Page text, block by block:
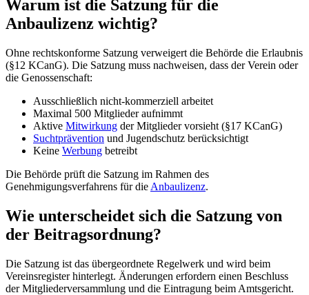
Warum ist die Satzung für die
Anbaulizenz wichtig?
Ohne rechtskonforme Satzung verweigert die Behörde die Erlaubnis
(§12 KCanG). Die Satzung muss nachweisen, dass der Verein oder
die Genossenschaft:
Ausschließlich nicht-kommerziell arbeitet
Maximal 500 Mitglieder aufnimmt
Aktive Mitwirkung der Mitglieder vorsieht (§17 KCanG)
Suchtprävention und Jugendschutz berücksichtigt
Keine Werbung betreibt
Die Behörde prüft die Satzung im Rahmen des
Genehmigungsverfahrens für die Anbaulizenz.
Wie unterscheidet sich die Satzung von
der Beitragsordnung?
Die Satzung ist das übergeordnete Regelwerk und wird beim
Vereinsregister hinterlegt. Änderungen erfordern einen Beschluss
der Mitgliederversammlung und die Eintragung beim Amtsgericht.